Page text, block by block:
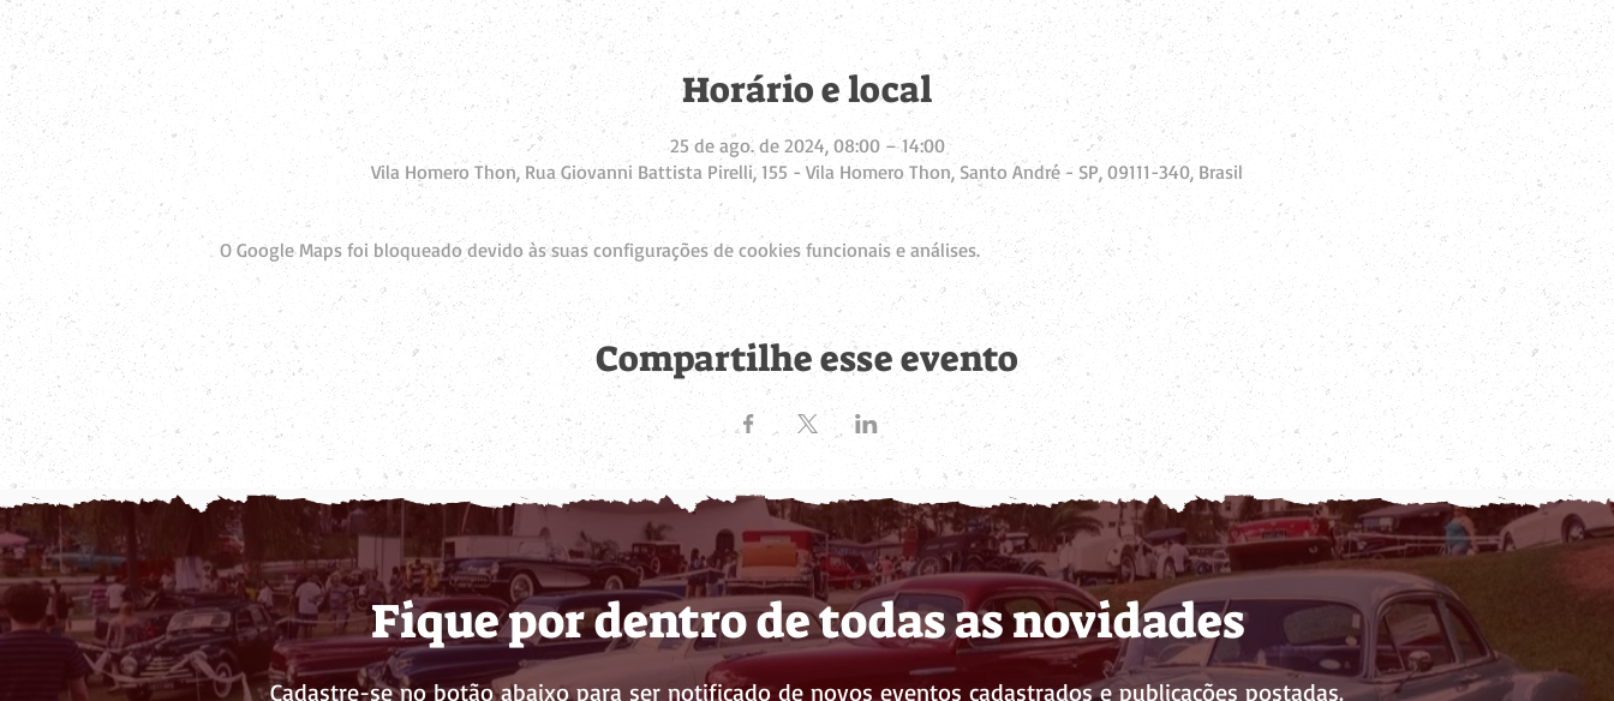
Horário e local
25 de ago. de 2024, 08:00 – 14:00
Vila Homero Thon, Rua Giovanni Battista Pirelli, 155 - Vila Homero Thon, Santo André - SP, 09111-340, Brasil
O Google Maps foi bloqueado devido às suas configurações de cookies funcionais e análises.
Compartilhe esse evento
Cadastre-se no botão abaixo para ser notificado de novos eventos cadastrados e publicações postadas.
Fique por dentro de todas as novidades